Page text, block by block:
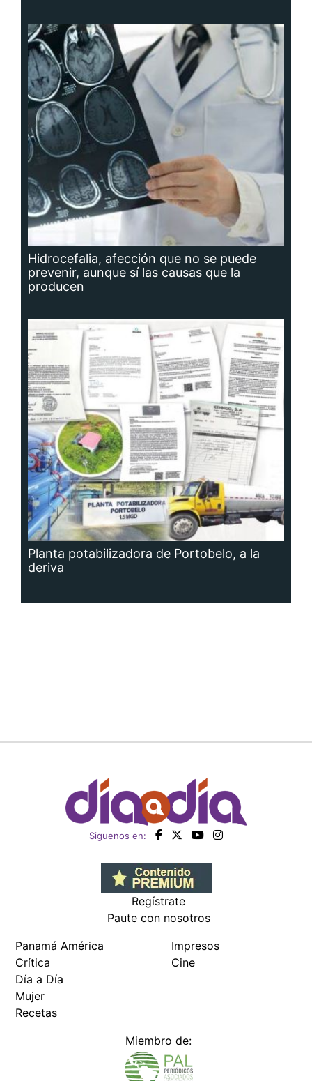
Hidrocefalia, afección que no se puede
prevenir, aunque sí las causas que la
producen
Planta potabilizadora de Portobelo, a la
deriva
Siguenos en:
Regístrate
Paute con nosotros
Panamá América
Crítica
Día a Día
Mujer
Recetas
Impresos
Cine
Miembro de: